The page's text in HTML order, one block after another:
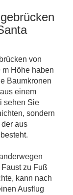
von
m Höhe haben
Baumkronen
einem
sehen Sie
sondern
aus
zu Fuß
kann nach
Ausflug